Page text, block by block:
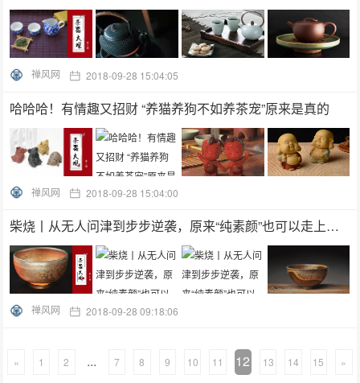
禅风网 2018-09-28 15:04:05
哈哈哈！有情趣又招财 “养猫养狗不如养茶宠”原来是真的
禅风网 2018-09-28 15:04:00
柴烧丨从无人问津到步步逆袭，原来“纯素颜”也可以走上人生巅峰！
禅风网 2018-09-28 09:18:06
« 1 2 ... 7 8 9 10 11 12 13 14 15 »